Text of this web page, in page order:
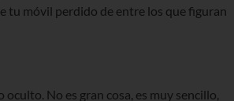
tu móvil perdido de entre los que figuran
No es gran cosa, es muy sencillo,